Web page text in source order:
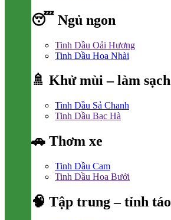
😴 Ngủ ngon
Tinh Dầu Oải Hương
Tinh Dầu Hoa Nhài
🚿 Khử mùi – làm sạch
Tinh Dầu Sả Chanh
Tinh Dầu Bạc Hà
🚗 Thơm xe
Tinh Dầu Cam
Tinh Dầu Hoa Bưởi
🧠 Tập trung – tỉnh táo